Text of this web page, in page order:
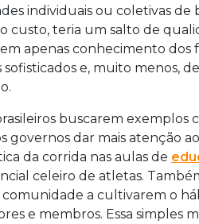
individuais ou coletivas de
custo, teria um salto de
apenas conhecimento
e, muito menos,
buscarem exemplos
governos dar mais atenção
da corrida nas aulas de
celeiro de atletas.
a cultivarem o
e membros. Essa simples